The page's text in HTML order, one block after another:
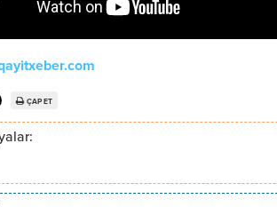
ÇAP ET